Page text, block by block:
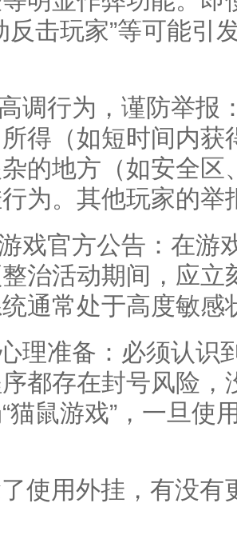
反击玩家”等可能引
调行为，谨防举报
得（如短时间内获
的地方（如安全区
为。其他玩家的
戏官方公告：在游
治活动期间，应立
通常处于高度敏感
理准备：必须认识
都存在封号风险
猫鼠游戏”，一旦使
使用外挂，有没有